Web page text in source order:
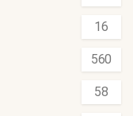
16
560
58